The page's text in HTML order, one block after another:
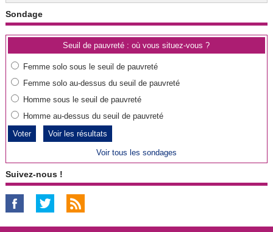
Sondage
Seuil de pauvreté : où vous situez-vous ?
Femme solo sous le seuil de pauvreté
Femme solo au-dessus du seuil de pauvreté
Homme sous le seuil de pauvreté
Homme au-dessus du seuil de pauvreté
Voir les résultats
Voir tous les sondages
Suivez-nous !